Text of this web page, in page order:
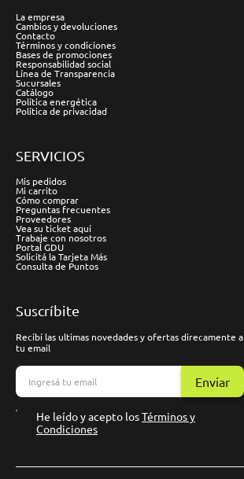
La empresa
Cambios y devoluciones
Contacto
Términos y condiciones
Bases de promociones
Responsabilidad social
Línea de Transparencia
Sucursales
Catálogo
Política energética
Política de privacidad
SERVICIOS
Mis pedidos
Mi carrito
Cómo comprar
Preguntas frecuentes
Proveedores
Vea su ticket aquí
Trabaje con nosotros
Portal GDU
Solicitá la Tarjeta Más
Consulta de Puntos
Suscríbite
Recibí las ultimas novedades y ofertas direcamente a
tu email
Enviar
He leído y acepto losTérminos y
Condiciones